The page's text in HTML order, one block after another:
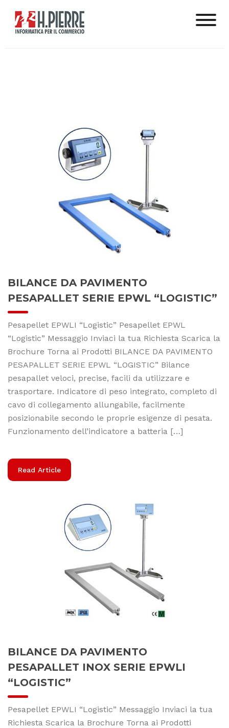
BILANCE DA PAVIMENTO
PESAPALLET SERIE EPWL “LOGISTIC”
Pesapellet EPWLI “Logistic” Pesapellet EPWL
“Logistic” Messaggio Inviaci la tua Richiesta Scarica la
Brochure Torna ai Prodotti BILANCE DA PAVIMENTO
PESAPALLET SERIE EPWL “LOGISTIC” Bilance
pesapallet veloci, precise, facili da utilizzare e
trasportare. Indicatore di peso integrato, completo di
cavo di collegamento allungabile, facilmente
posizionabile secondo le proprie esigenze di pesata.
Funzionamento dell’indicatore a batteria […]
Read Article
BILANCE DA PAVIMENTO
PESAPALLET INOX SERIE EPWLI
“LOGISTIC”
Pesapellet EPWLI “Logistic” Messaggio Inviaci la tua
Richiesta Scarica la Brochure Torna ai Prodotti